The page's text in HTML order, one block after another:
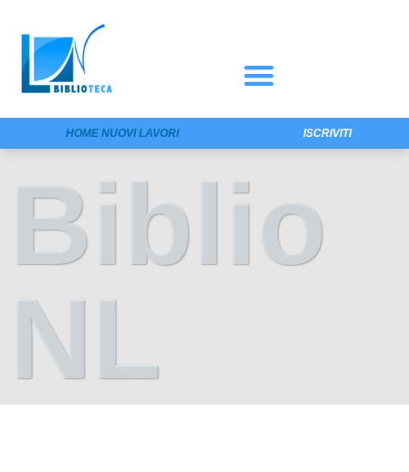
HOME NUOVI LAVORI ISCRIVITI
Biblio
NL